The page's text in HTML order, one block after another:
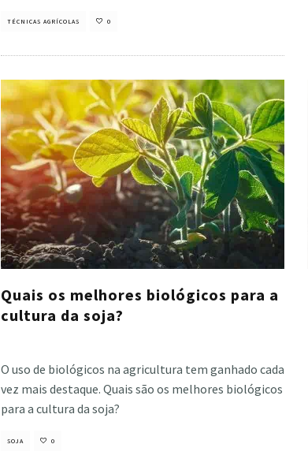
TÉCNICAS AGRÍCOLAS 0
Quais os melhores biológicos para a
cultura da soja?
O uso de biológicos na agricultura tem ganhado cada
vez mais destaque. Quais são os melhores biológicos
para a cultura da soja?
SOJA 0